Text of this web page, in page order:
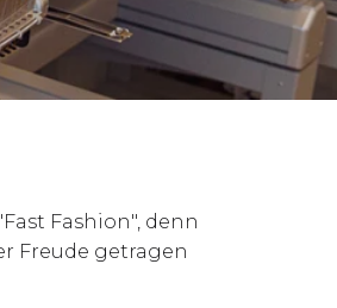
Fashion", denn
Freude getragen